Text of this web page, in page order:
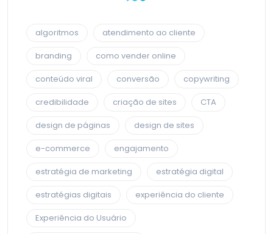
algoritmos
atendimento ao cliente
branding
como vender online
conteúdo viral
conversão
copywriting
credibilidade
criação de sites
CTA
design de páginas
design de sites
e-commerce
engajamento
estratégia de marketing
estratégia digital
estratégias digitais
experiência do cliente
Experiência do Usuário